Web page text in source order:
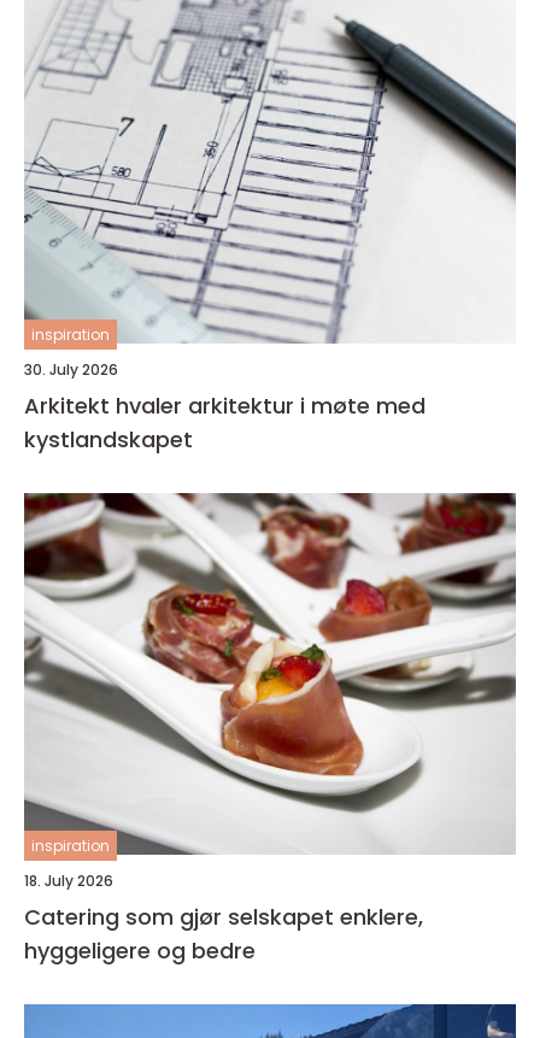
inspiration
30. July 2026
Arkitekt hvaler arkitektur i møte med
kystlandskapet
inspiration
18. July 2026
Catering som gjør selskapet enklere,
hyggeligere og bedre